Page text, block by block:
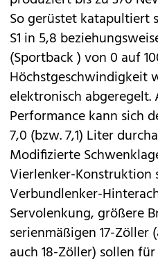
So gerüstet katapultiert
S1 in 5,8
(Sportback ) von 0 auf
Höchstgeschwindigkeit
elektronisch abgeregelt.
Performance kann sich
7,0 (bzw. 7,1) Liter
Modifizierte
Vierlenker-Konstruktion
Verbundlenker-
Servolenkung, größere
serienmäßigen 17-Zöller
auch 18-Zöller) sollen